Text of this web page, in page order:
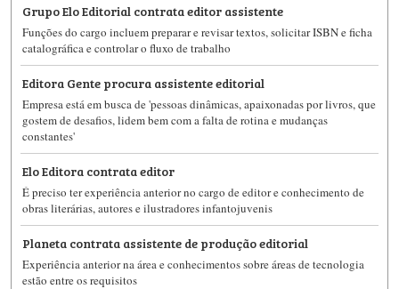
Grupo Elo Editorial contrata editor assistente
Funções do cargo incluem preparar e revisar textos, solicitar ISBN e ficha
catalográfica e controlar o fluxo de trabalho
Editora Gente procura assistente editorial
Empresa está em busca de 'pessoas dinâmicas, apaixonadas por livros, que
gostem de desafios, lidem bem com a falta de rotina e mudanças
constantes'
Elo Editora contrata editor
É preciso ter experiência anterior no cargo de editor e conhecimento de
obras literárias, autores e ilustradores infantojuvenis
Planeta contrata assistente de produção editorial
Experiência anterior na área e conhecimentos sobre áreas de tecnologia
estão entre os requisitos